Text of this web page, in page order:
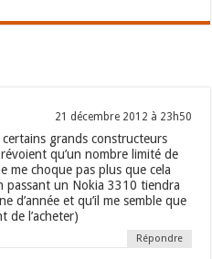
21 décembre 2012 à 23h50
grands constructeurs
qu’un nombre limité de
me choque pas plus que cela
passant un Nokia 3310 tiendra
d’année et qu’il me semble que
de l’acheter)
Répondre